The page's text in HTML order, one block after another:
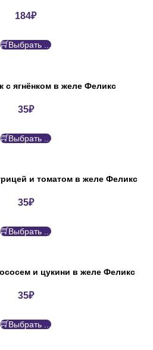
184₽
Выбрать ...
с ягнёнком в желе Феликс
35₽
Выбрать ...
и томатом в желе Феликс
35₽
Выбрать ...
и цукини в желе Феликс
35₽
Выбрать ...